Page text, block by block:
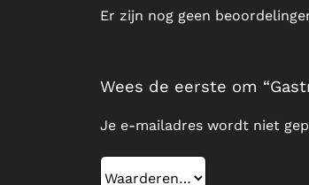
Er zijn nog geen
Wees de eerste om
Je e-mailadres wordt niet